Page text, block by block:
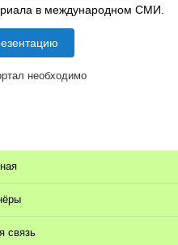
в международном СМИ.
необходимо
связь